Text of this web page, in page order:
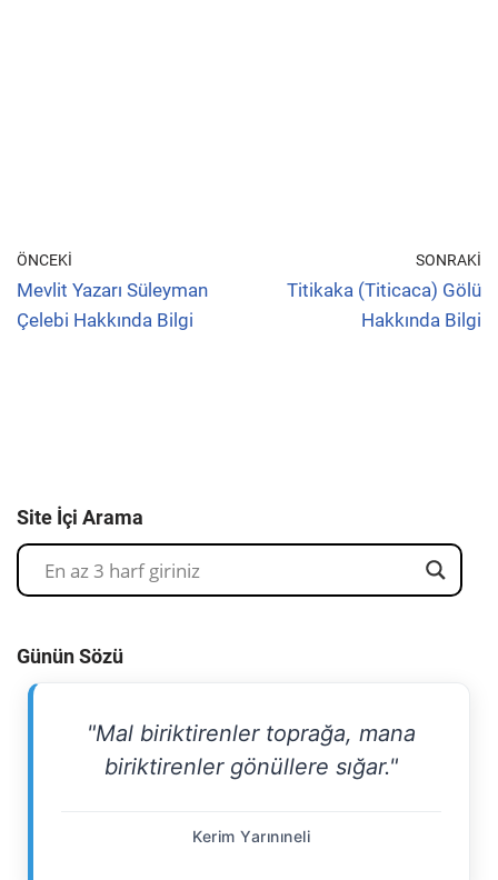
ÖNCEKI
Mevlit Yazarı Süleyman
Çelebi Hakkında Bilgi
SONRAKI
Titikaka (Titicaca) Gölü
Hakkında Bilgi
Site İçi Arama
Günün Sözü
"Mal biriktirenler toprağa, mana
biriktirenler gönüllere sığar."
Kerim Yarınıneli